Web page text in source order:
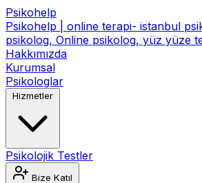
Psikohelp
Psikohelp | online terapi- istanbul
psikolog, Online psikolog, yüz yüze
Hakkımızda
Kurumsal
Psikologlar
Hizmetler
Psikolojik Testler
Bize Katıl